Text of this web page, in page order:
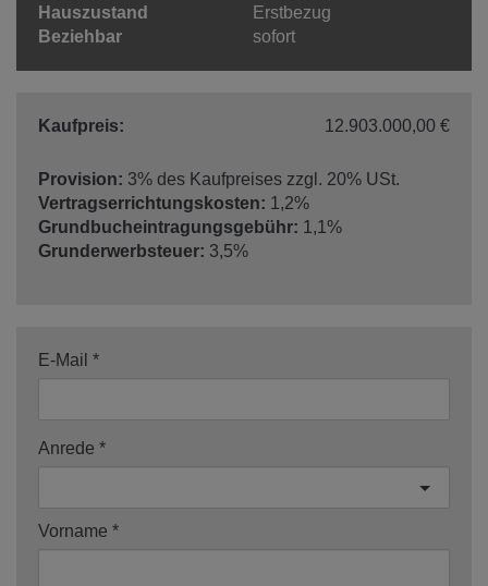
Hauszustand
Erstbezug
Beziehbar
sofort
Kaufpreis: 12.903.000,00 €
Provision: 3% des Kaufpreises zzgl. 20% USt.
Vertragserrichtungskosten: 1,2%
Grundbucheintragungsgebühr: 1,1%
Grunderwerbsteuer: 3,5%
E-Mail
Anrede
Vorname